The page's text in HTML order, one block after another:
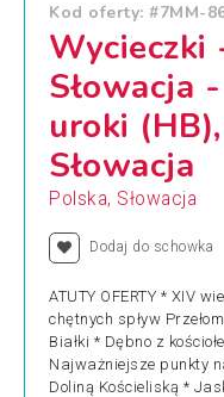
Kod oferty: #7MM-
Wycieczki
Słowacja
uroki
Słowacja
Polska, Słowacja
Dodaj do schowka
ATUTY OFERTY * XIV
chętnych spływ
Białki * Dębno z
Najważniejsze punkty
Doliną Kościeliską *